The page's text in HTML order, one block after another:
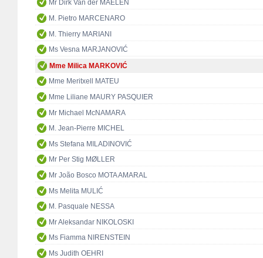
Mr Dirk Van der MAELEN
M. Pietro MARCENARO
M. Thierry MARIANI
Ms Vesna MARJANOVIĆ
Mme Milica MARKOVIĆ
Mme Meritxell MATEU
Mme Liliane MAURY PASQUIER
Mr Michael McNAMARA
M. Jean-Pierre MICHEL
Ms Stefana MILADINOVIĆ
Mr Per Stig MØLLER
Mr João Bosco MOTA AMARAL
Ms Melita MULIĆ
M. Pasquale NESSA
Mr Aleksandar NIKOLOSKI
Ms Fiamma NIRENSTEIN
Ms Judith OEHRI